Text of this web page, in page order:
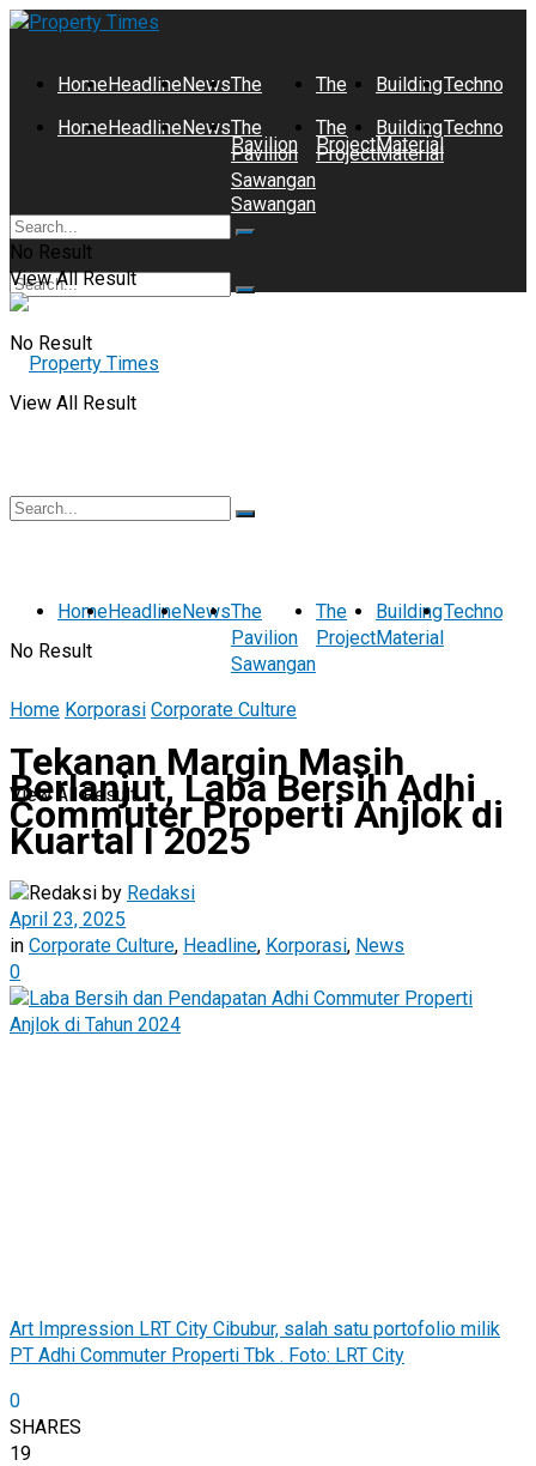
HomeHeadlineNewsThe
Pavilion
Sawangan
The
Project
Building
Material
No Result
View All Result
HomeHeadlineNewsThe
Pavilion
Sawangan
The
Project
Building
Material
No Result
View All Result
No Result
View All Result
HomeHeadlineNewsThe
Pavilion
Sawangan
The
Project
Building
Material
Home Korporasi Corporate Culture
Tekanan Margin Masih
Berlanjut, Laba Bersih Adhi
Commuter Properti Anjlok di
Kuartal I 2025
by Redaksi
April 23, 2025
in Corporate Culture, Headline, Korporasi, News
0
Art Impression LRT City Cibubur, salah satu portofolio milik
PT Adhi Commuter Properti Tbk . Foto: LRT City
0
SHARES
19